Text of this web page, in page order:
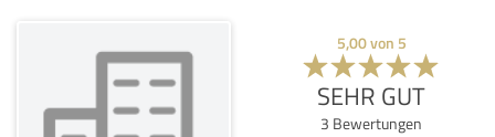
5,00von 5
SEHR GUT
3 Bewertungen